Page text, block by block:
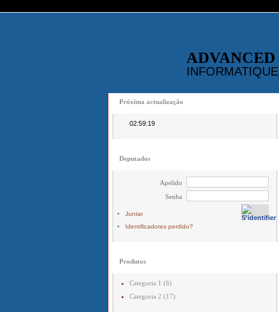
ADVANCED
INFORMATIQUE
Próxima actualização
02:59:19
Deputados
Apelido
Senha
Juntar
Identificadores perdido?
Produtos
Categoria 1 (6)
Categoria 2 (17)